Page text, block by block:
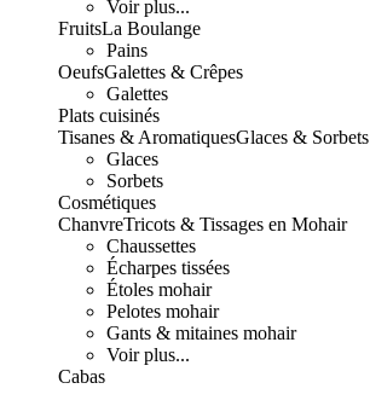
Voir plus...
FruitsLa Boulange
Pains
OeufsGalettes & Crêpes
Galettes
Plats cuisinés
Tisanes & AromatiquesGlaces & Sorbets
Glaces
Sorbets
Cosmétiques
ChanvreTricots & Tissages en Mohair
Chaussettes
Écharpes tissées
Étoles mohair
Pelotes mohair
Gants & mitaines mohair
Voir plus...
Cabas